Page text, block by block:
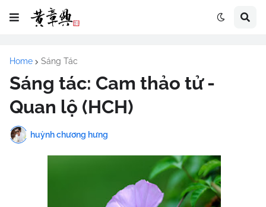
Home Sáng Tác
Sáng tác: Cam thảo tử -
Quan lộ (HCH)
huỳnh chương hưng